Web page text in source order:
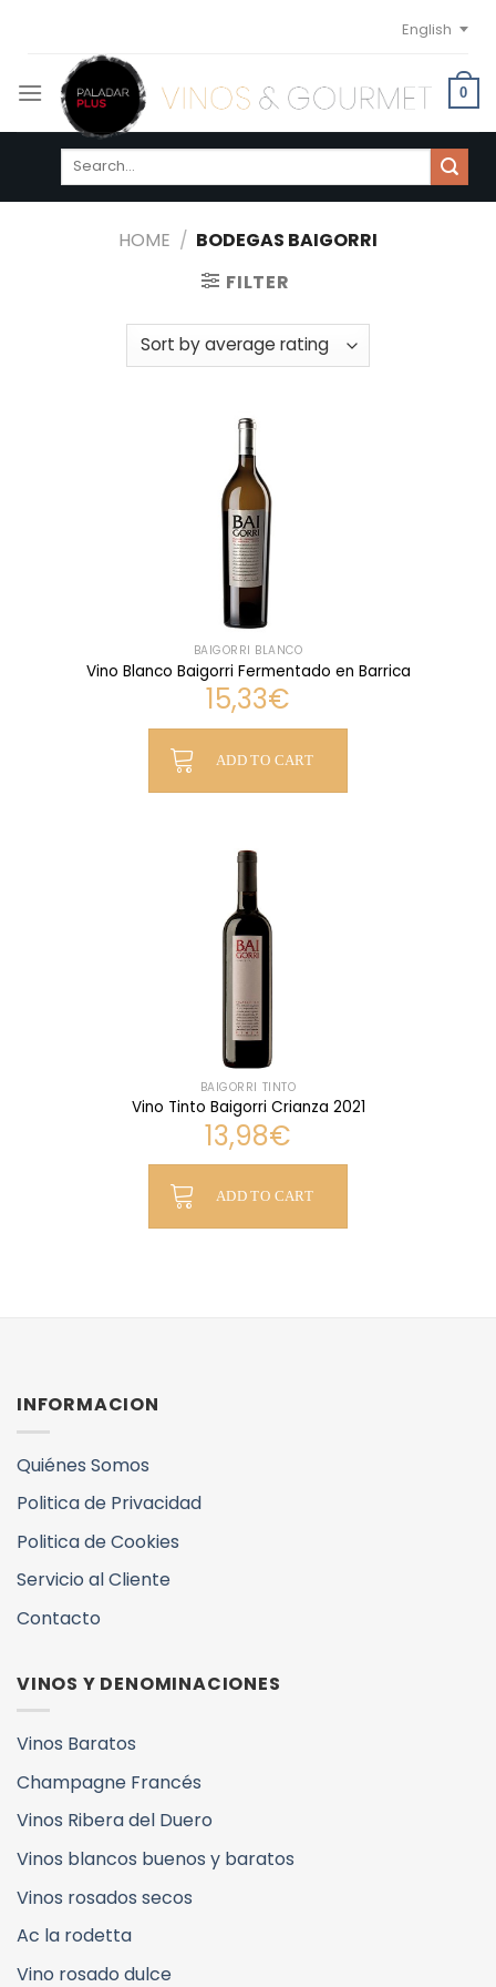
content
English
0
Search
HOME / BODEGAS BAIGORRI
FILTER
BAIGORRI BLANCO
Vino Blanco Baigorri Fermentado en Barrica
15,33€
ADD TO CART
BAIGORRI TINTO
Vino Tinto Baigorri Crianza 2021
13,98€
ADD TO CART
INFORMACION
Quiénes Somos
Politica de Privacidad
Politica de Cookies
Servicio al Cliente
Contacto
VINOS Y DENOMINACIONES
Vinos Baratos
Champagne Francés
Vinos Ribera del Duero
Vinos blancos buenos y baratos
Vinos rosados secos
Ac la rodetta
Vino rosado dulce